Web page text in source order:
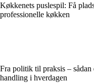
Køkkenets puslespil: Få
professionelle køkken
Fra politik til praksis –
handling i hverdagen